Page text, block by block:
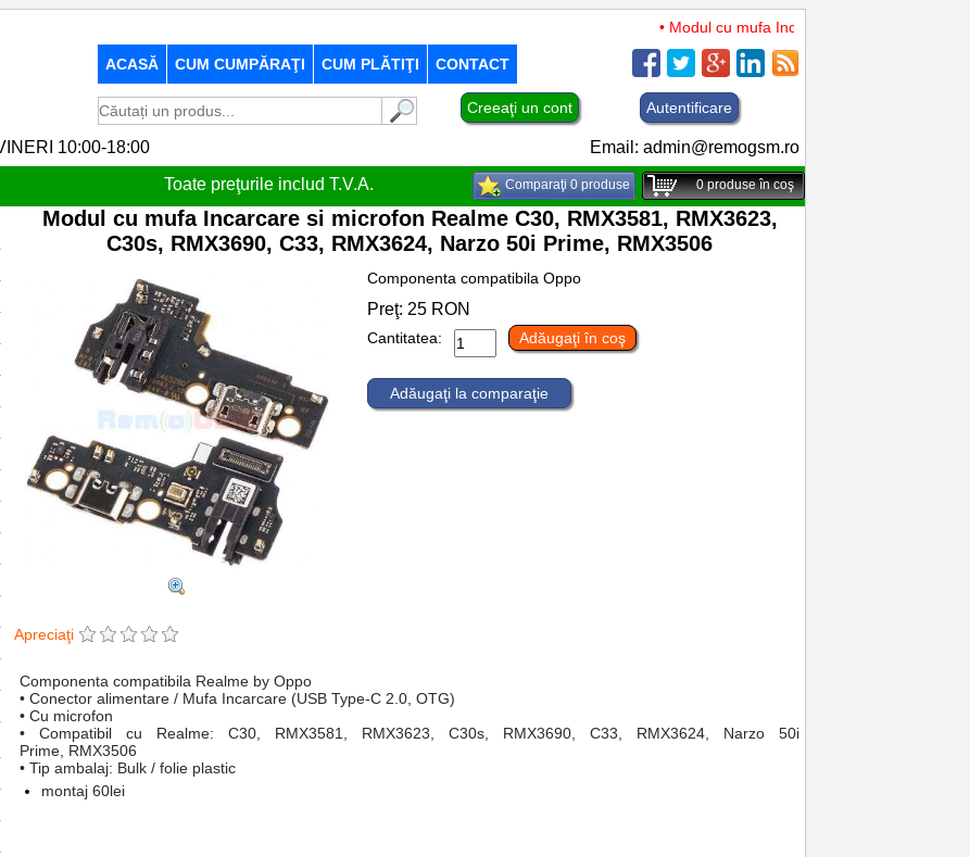
• Modul cu mufa Incarcare si microfon TCL 50
ACASĂ CUM CUMPĂRAŢI CUM PLĂTIŢI CONTACT
Creeaţi un cont Autentificare
10:00-18:00 Email: admin@remogsm.ro
Toate preţurile includ T.V.A.
Comparaţi 0 produse 0produse în coş
Modul cu mufa Incarcare si microfon Realme C30, RMX3581, RMX3623,
C30s, RMX3690, C33, RMX3624, Narzo 50i Prime, RMX3506
Apreciaţi
Componenta compatibila Oppo
Preţ: 25 RON
Cantitatea: Adăugaţi în coş
Adăugaţi la comparaţie
Componenta compatibila Realme by Oppo
• Conector alimentare / Mufa Incarcare (USB Type-C 2.0, OTG)
• Cu microfon
• Compatibil cu Realme: C30, RMX3581, RMX3623, C30s, RMX3690, C33, RMX3624, Narzo 50i
Prime, RMX3506
• Tip ambalaj: Bulk / folie plastic
montaj 60lei